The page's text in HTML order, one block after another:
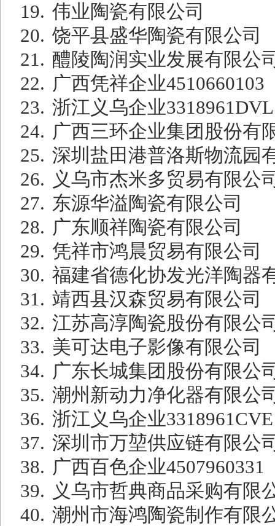
19. 伟业陶瓷有限公司
20. 饶平县盛华陶瓷有限公司
21. 醴陵陶润实业发展有限公
22. 广西凭祥企业4510660103
23. 浙江义乌企业3318961DVL
24. 广西三环企业集团股份有
25. 深圳盐田港普洛斯物流园
26. 义乌市杰米多贸易有限公
27. 东源华溢陶瓷有限公司
28. 广东顺祥陶瓷有限公司
29. 凭祥市鸿晨贸易有限公司
30. 福建省德化协发光洋陶器
31. 靖西县汉森贸易有限公司
32. 江苏高淳陶瓷股份有限公
33. 美可达电子影像有限公司
34. 广东长城集团股份有限公
35. 潮州新动力净化器有限公
36. 浙江义乌企业3318961CVE
37. 深圳市万堃供应链有限公
38. 广西百色企业4507960331
39. 义乌市哲典商品采购有限
40. 潮州市海鸿陶瓷制作有限